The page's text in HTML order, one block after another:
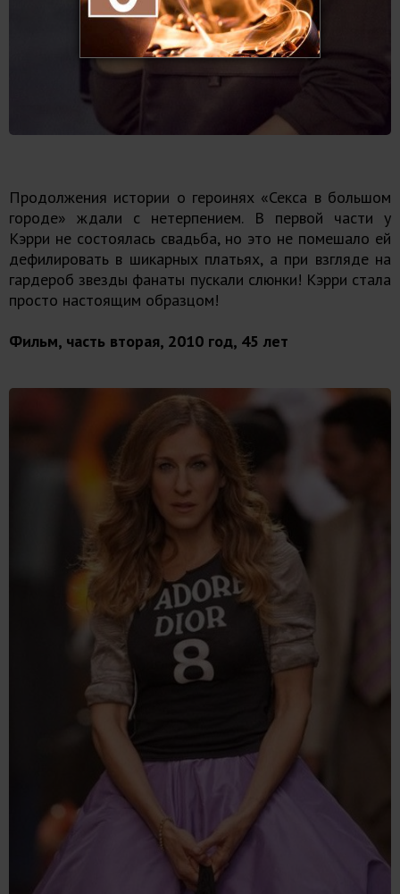
Продолжения истории о героинях «Секса в большом
городе» ждали с нетерпением. В первой части у
Кэрри не состоялась свадьба, но это не помешало ей
дефилировать в шикарных платьях, а при взгляде на
гардероб звезды фанаты пускали слюнки! Кэрри стала
просто настоящим образцом!
Фильм, часть вторая, 2010 год, 45 лет